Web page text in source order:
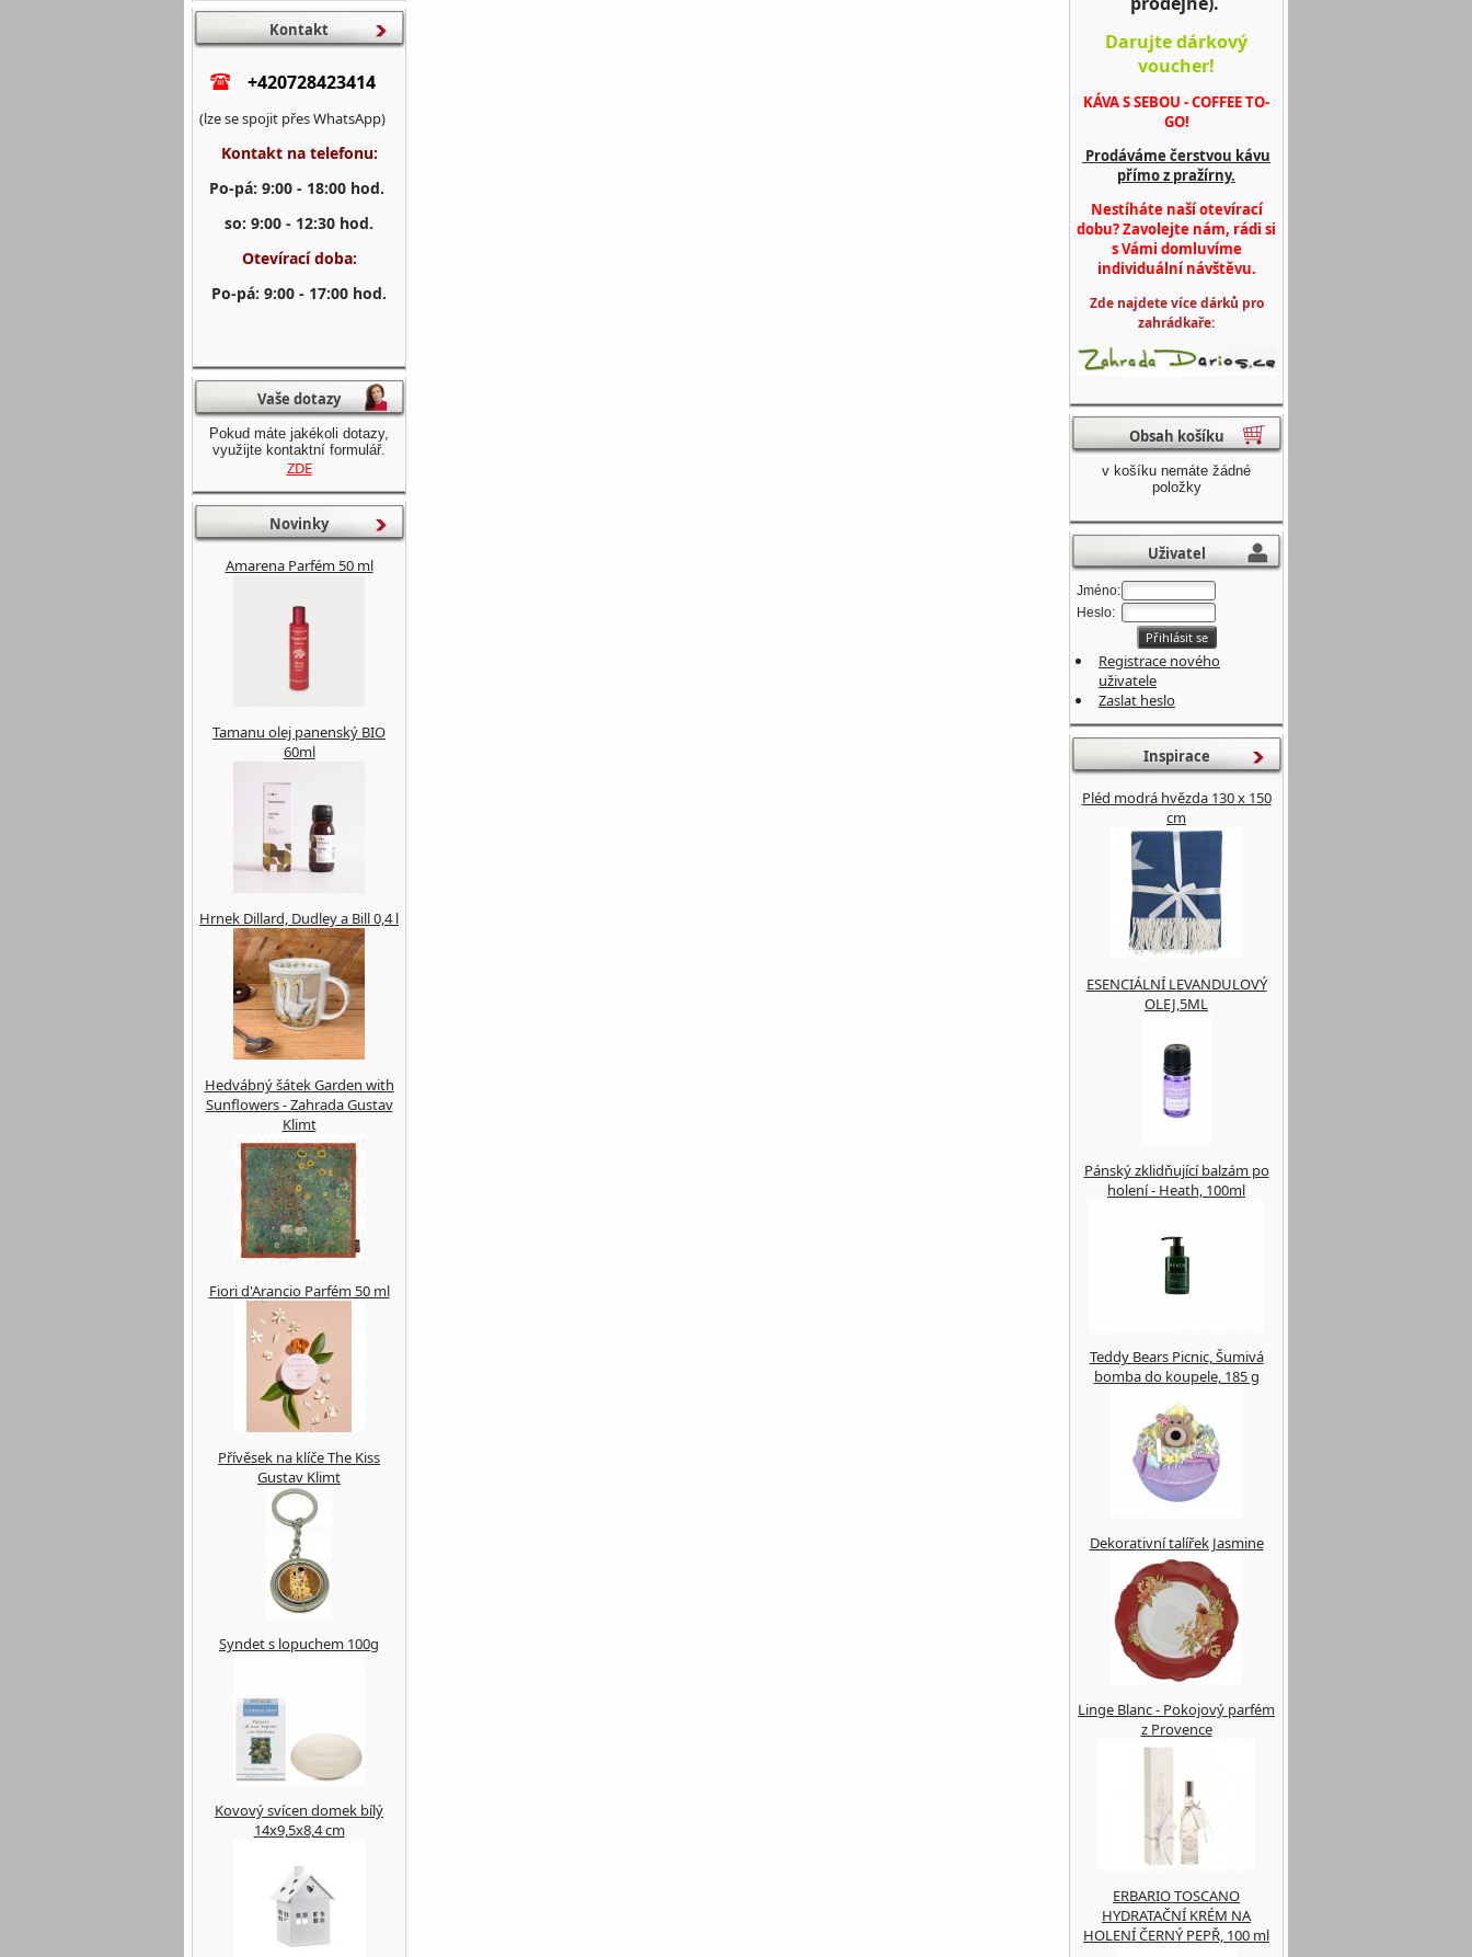
Kontakt
+420728423414
(lze se spojit přes WhatsApp)
Kontakt na telefonu:
Po-pá: 9:00 - 18:00 hod.
so: 9:00 - 12:30 hod.
Otevírací doba:
Po-pá: 9:00 - 17:00 hod.
Vaše dotazy
Pokud máte jakékoli dotazy,
využijte kontaktní formulář.
ZDE
Novinky
Amarena Parfém 50 ml
Tamanu olej panenský BIO
60ml
Hrnek Dillard, Dudley a Bill 0,4 l
Hedvábný šátek Garden with
Sunflowers - Zahrada Gustav
Klimt
Fiori d'Arancio Parfém 50 ml
Přívěsek na klíče The Kiss
Gustav Klimt
Syndet s lopuchem 100g
Kovový svícen domek bílý
14x9,5x8,4 cm
Darujte dárkový
voucher!
KÁVA S SEBOU - COFFEE TO-
GO!
Prodáváme čerstvou kávu
přímo z pražírny.
Nestíháte naší otevírací
dobu? Zavolejte nám, rádi si
s Vámi domluvíme
individuální návštěvu.
Zde najdete více dárků pro
zahrádkaře:
Obsah košíku
v košíku nemáte žádné
položky
Uživatel
Jméno:
Heslo:
Registrace nového
uživatele
Zaslat heslo
Inspirace
Pléd modrá hvězda 130 x 150
cm
ESENCIÁLNÍ LEVANDULOVÝ
OLEJ,5ML
Pánský zklidňující balzám po
holení - Heath, 100ml
Teddy Bears Picnic, Šumivá
bomba do koupele, 185 g
Dekorativní talířek Jasmine
Linge Blanc - Pokojový parfém
z Provence
ERBARIO TOSCANO
HYDRATAČNÍ KRÉM NA
HOLENÍ ČERNÝ PEPŘ, 100 ml